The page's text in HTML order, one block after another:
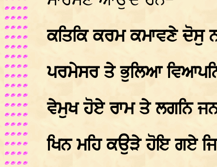
ਕਤਿਕਿ ਕਰਮ ਕਮਾਵਣੇ ਦੋਸੁ
ਪਰਮੇਸਰ ਤੇ ਭੁਲਿਆ
ਵੇਮੁਖ ਹੋਏ ਰਾਮ ਤੇ ਲਗਨਿ
ਖਿਨ ਮਹਿ ਕਉੜੇ ਹੋਇ ਗਏ